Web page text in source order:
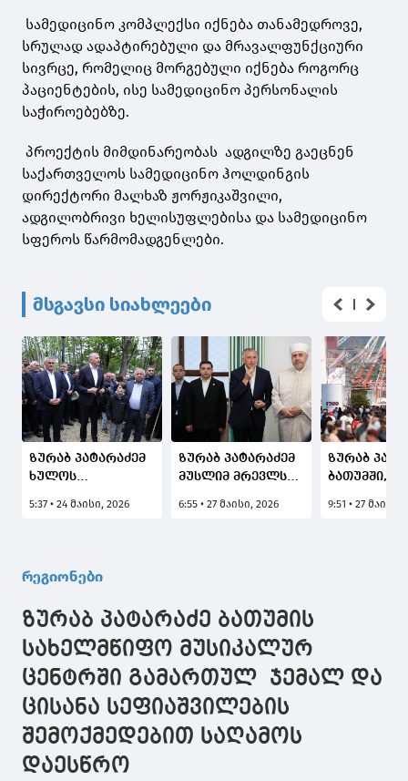
სამედიცინო კომპლექსი იქნება თანამედროვე,
სრულად ადაპტირებული და მრავალფუნქციური
სივრცე, რომელიც მორგებული იქნება როგორც
პაციენტების, ისე სამედიცინო პერსონალის
საჭიროებებზე.
პროექტის მიმდინარეობას ადგილზე გაეცნენ
საქართველოს სამედიცინო ჰოლდინგის
დირექტორი მალხაზ ჟორჟიკაშვილი,
ადგილობრივი ხელისუფლებისა და სამედიცინო
სფეროს წარმომადგენლები.
მსგავსი სიახლეები
ზურაბ პატარაძემ
ხულოს
ადგილობრივ
გამართა
5:37 • 24 მაისი, 2026
ზურაბ პატარაძემ
მუსლიმ მრევლს
დღესასწაული
6:55 • 27 მაისი, 2026
ზურაბ
ბათუმში, 26
9:51 • 27 მაისი,
რეგიონები
ზურაბ პატარაძე ბათუმის
სახელმწიფო მუსიკალურ
ცენტრში გამართულ ჯემალ და
ცისანა სეფიაშვილების
შემოქმედებით საღამოს
დაესწრო